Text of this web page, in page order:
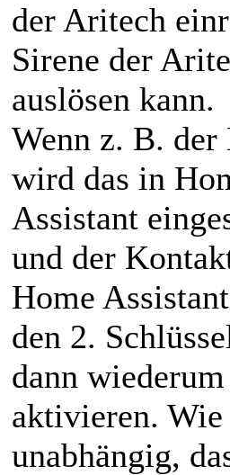
der Aritech
Sirene der
auslösen kann.
Wenn z. B. der
wird das in
Assistant
und der
Home
den 2.
dann
aktivieren.
unabhängig,